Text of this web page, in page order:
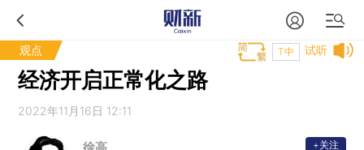
观点 试听
T中
经济开启正常化之路
2022年11月16日 12:11
+关注